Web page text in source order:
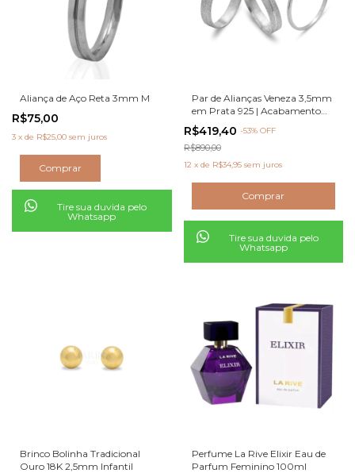
Aliança de Aço Reta 3mm M
R$75,00
3 x de R$25,00 sem juros
Comprar
Tire sua duvida pelo
Whatsapp
Par de Alianças Veneza 3,5mm
em Prata 925 | Acabamento
Diamantado Fosco
R$419,40 -53% OFF
R$890,00
12 x de R$34,95 sem juros
Tire sua duvida pelo
Whatsapp
Brinco Bolinha Tradicional
Ouro 18K 2,5mm Infantil
Perfume La Rive Elixir Eau de
Parfum Feminino 100ml